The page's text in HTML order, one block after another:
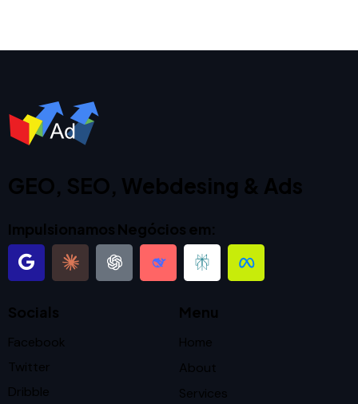
GEO, SEO, Webdesing & Ads
Impulsionamos Negócios em:
Socials
Facebook
Twitter
Dribble
Menu
Home
About
Services